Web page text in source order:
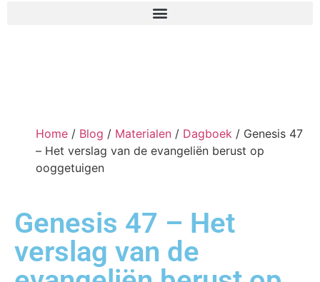
Home / Blog / Materialen / Dagboek / Genesis 47
– Het verslag van de evangeliën berust op
ooggetuigen
Genesis 47 – Het
verslag van de